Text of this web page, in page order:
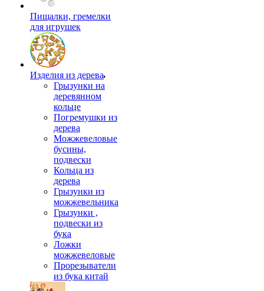
Пищалки, гремелки
для игрушек
Изделия из дерева
Грызунки на
деревянном
кольце
Погремушки из
дерева
Можжевеловые
бусины,
подвески
Кольца из
дерева
Грызунки из
можжевельника
Грызунки ,
подвески из
бука
Ложки
можжевеловые
Прорезыватели
из бука китай